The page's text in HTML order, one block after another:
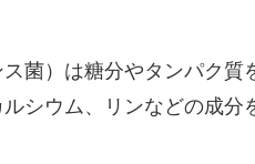
菌）は糖分やタンパク質
シウム、リンなどの成分